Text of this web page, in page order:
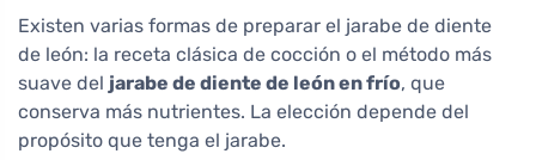
Existen varias formas de preparar el jarabe de diente
de león: la receta clásica de cocción o el método más
suave del jarabe de diente de león en frío, que
conserva más nutrientes. La elección depende del
propósito que tenga el jarabe.